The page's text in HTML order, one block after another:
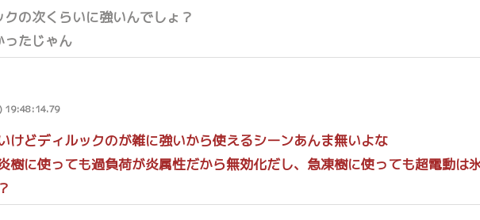
の次くらいに強いんでしょ？
ったじゃん
19:48:14.79
けどディルックのが雑に強いから使えるシーンあんま無いよな
樹に使っても過負荷が炎属性だから無効化だし、急凍樹に使っても超電動は